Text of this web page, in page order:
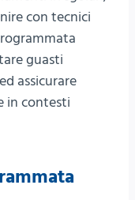
con tecnici
guasti
assicurare
in contesti